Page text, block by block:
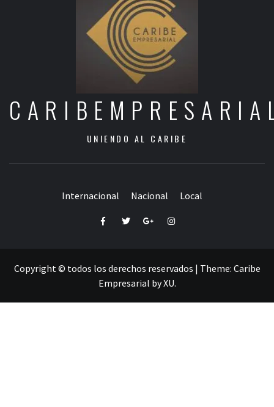
UNIENDO AL CARIBE
Internacional Nacional Local
FacebookTwitterGoogle+Instagram
Copyright © todos los derechos reservados | Theme: Caribe
Empresarial byXU.